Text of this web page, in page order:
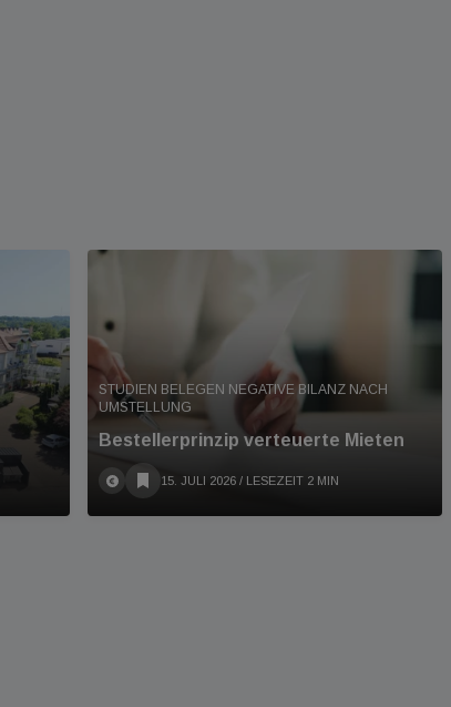
STUDIEN BELEGEN NEGATIVE BILANZ NACH
UMSTELLUNG
Bestellerprinzip verteuerte Mieten
15. JULI 2026 / LESEZEIT 2 MIN